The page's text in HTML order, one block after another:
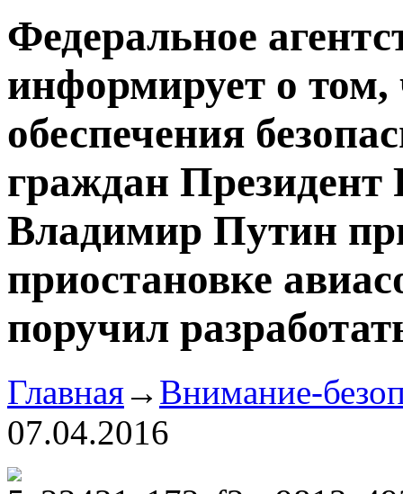
Федеральное
информирует о том,
обеспечения
граждан Президент
Владимир Путин
приостановке
поручил
Главная→ Внимание-
07.04.2016